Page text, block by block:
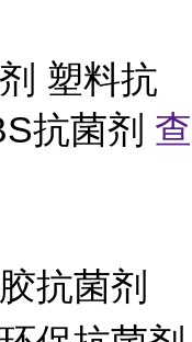
塑料抗
抗菌剂 查
抗菌剂